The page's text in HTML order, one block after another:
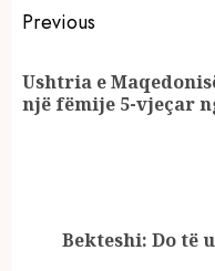
Continue
Reading
Previous
Ushtria e
një fëmije 5-vjeçar
NextBekteshi: Do të